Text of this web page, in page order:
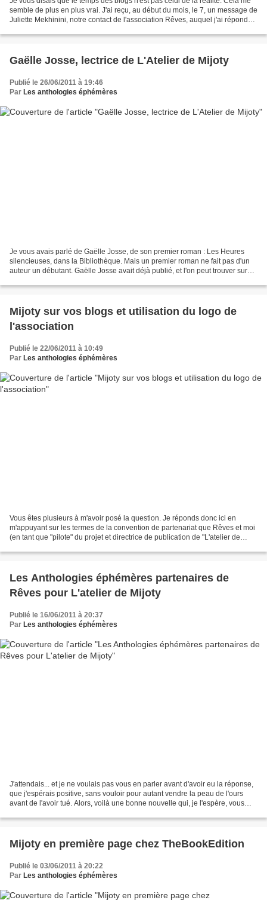
semble de plus en plus vrai. J'ai reçu, au début du mois, le 7, un message de
Juliette Mekhinini, notre contact de l'association Rêves, auquel j'ai répondu
Gaëlle Josse, lectrice de L'Atelier de Mijoty
Publié le 26/06/2011 à 19:46
Par Les anthologies éphémères
Je vous avais parlé de Gaëlle Josse, de son premier roman : Les Heures
silencieuses, dans la Bibliothèque. Mais un premier roman ne fait pas d'un
auteur un débutant. Gaëlle Josse avait déjà publié, et l'on peut trouver sur
Mijoty sur vos blogs et utilisation du logo de
l'association
Publié le 22/06/2011 à 10:49
Par Les anthologies éphémères
Vous êtes plusieurs à m'avoir posé la question. Je réponds donc ici en
m'appuyant sur les termes de la convention de partenariat que Rêves et moi
(en tant que "pilote" du projet et directrice de publication de "L'atelier de
Les Anthologies éphémères partenaires de
Rêves pour L'atelier de Mijoty
Publié le 16/06/2011 à 20:37
Par Les anthologies éphémères
J'attendais... et je ne voulais pas vous en parler avant d'avoir eu la réponse,
que j'espérais positive, sans vouloir pour autant vendre la peau de l'ours
avant de l'avoir tué. Alors, voilà une bonne nouvelle qui, je l'espère, vous
Mijoty en première page chez TheBookEdition
Publié le 03/06/2011 à 20:22
Par Les anthologies éphémères